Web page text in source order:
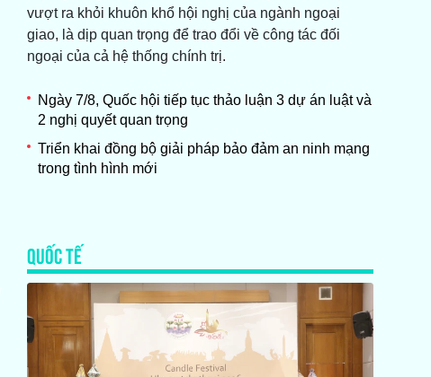
vượt ra khỏi khuôn khổ hội nghị của ngành ngoại
giao, là dịp quan trọng để trao đổi về công tác đối
ngoại của cả hệ thống chính trị.
Ngày 7/8, Quốc hội tiếp tục thảo luận 3 dự án luật và
2 nghị quyết quan trọng
Triển khai đồng bộ giải pháp bảo đảm an ninh mạng
trong tình hình mới
QUỐC TẾ